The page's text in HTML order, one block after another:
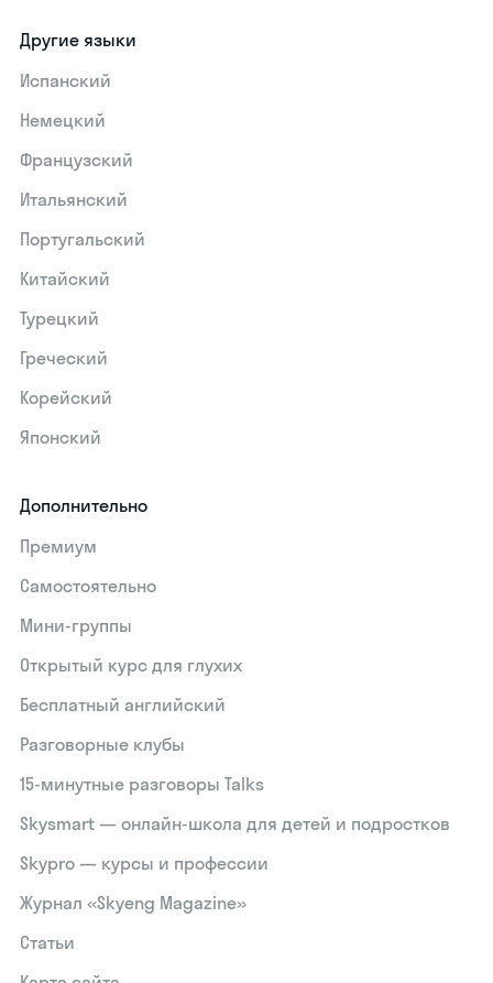
Другие языки
Испанский
Немецкий
Французский
Итальянский
Португальский
Китайский
Турецкий
Греческий
Корейский
Японский
Дополнительно
Премиум
Самостоятельно
Мини-группы
Открытый курс для глухих
Бесплатный английский
Разговорные клубы
15‑минутные разговоры Talks
Skysmart — онлайн-школа для детей и подростков
Skypro — курсы и профессии
Журнал «Skyeng Magazine»
Статьи